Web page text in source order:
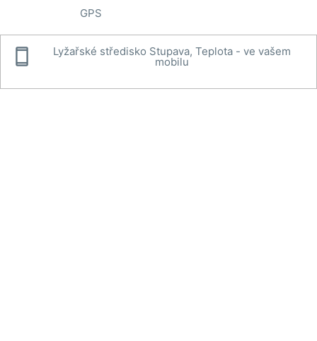
GPS
 Lyžařské středisko Stupava, Teplota - ve vašem
mobilu